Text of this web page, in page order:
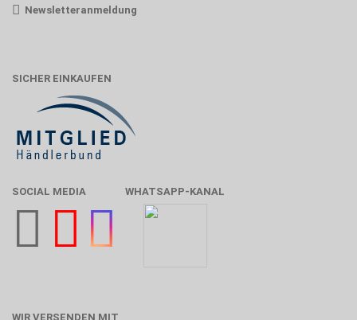
Newsletteranmeldung
SICHER EINKAUFEN
SOCIAL MEDIA WHATSAPP-KANAL
WIR VERSENDEN MIT